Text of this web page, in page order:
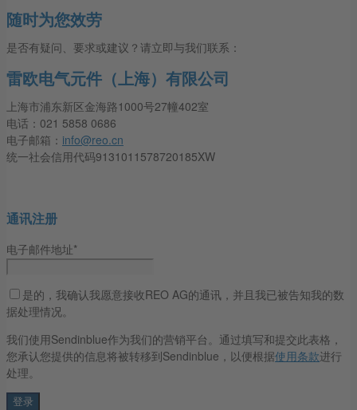
随时为您效劳
是否有疑问、要求或建议？请立即与我们联系：
雷欧电气元件（上海）有限公司
上海市浦东新区金海路1000号27幢402室
电话：021 5858 0686
电子邮箱： info@reo.cn
统一社会信用代码9131011578720185XW
通讯注册
电子邮件地址*
是的，我确认我愿意接收REO AG的通讯，并且我已被告知我的数
据处理情况。
我们使用Sendinblue作为我们的营销平台。通过填写和提交此表格，
您承认您提供的信息将被转移到Sendinblue，以便根据使用条款进行
处理。